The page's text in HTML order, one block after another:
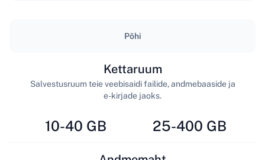
Põhi
10-40 GB
Kettaruum
Salvestusruum teie veebisaidi failide, andmebaaside ja
e-kirjade jaoks.
25-400 GB